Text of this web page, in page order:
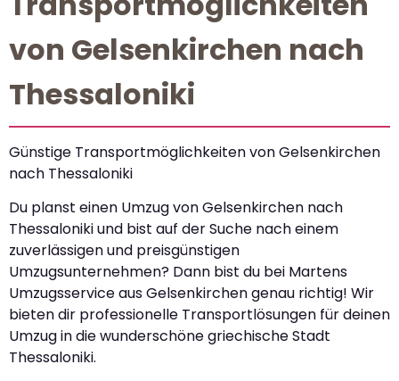
von Gelsenkirchen nach
Thessaloniki
Günstige Transportmöglichkeiten von Gelsenkirchen
nach Thessaloniki
Du planst einen Umzug von Gelsenkirchen nach
Thessaloniki und bist auf der Suche nach einem
zuverlässigen und preisgünstigen
Umzugsunternehmen? Dann bist du bei Martens
Umzugsservice aus Gelsenkirchen genau richtig! Wir
bieten dir professionelle Transportlösungen für deinen
Umzug in die wunderschöne griechische Stadt
Thessaloniki.